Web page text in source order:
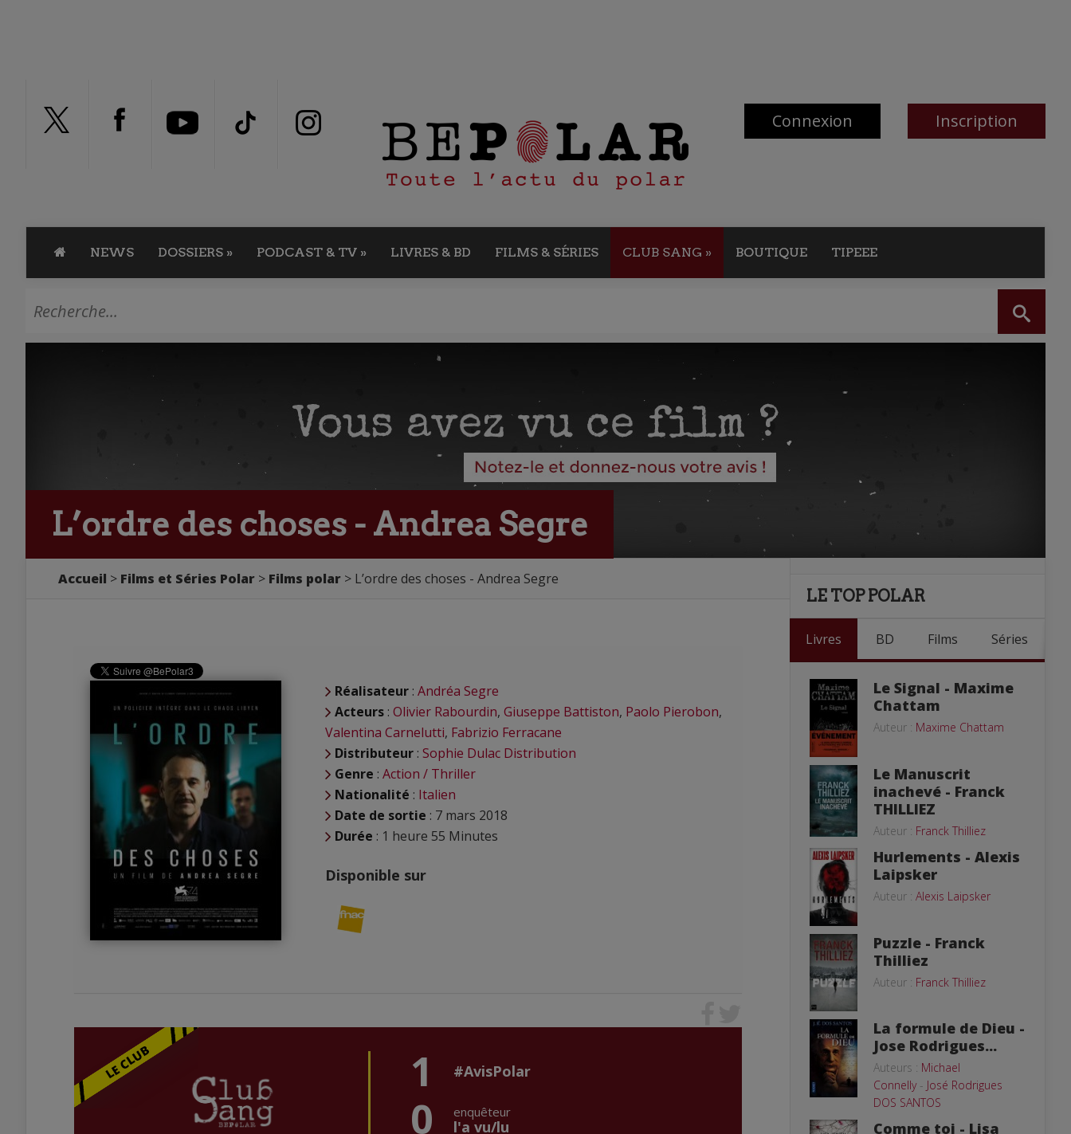
Connexion Inscription
NEWS DOSSIERS » PODCAST & TV » LIVRES & BD FILMS & SÉRIES CLUB SANG » BOUTIQUE TIPEEE
L’ordre des choses - Andrea Segre
Accueil Films et Séries Polar Films polar L’ordre des choses - Andrea Segre
Réalisateur : Andréa Segre
Acteurs : Olivier Rabourdin, Giuseppe Battiston, Paolo Pierobon,
Valentina Carnelutti, Fabrizio Ferracane
Distributeur : Sophie Dulac Distribution
Genre : Action / Thriller
Nationalité : Italien
Date de sortie : 7 mars 2018
Durée : 1 heure 55 Minutes
Disponible sur
1 #AvisPolar
0 enquêteur
l'a vu/lu
LE TOP POLAR
Livres BD Films Séries
Le Signal - Maxime
Chattam
Auteur : Maxime Chattam
Le Manuscrit
inachevé - Franck
THILLIEZ
Auteur : Franck Thilliez
Hurlements - Alexis
Laipsker
Auteur : Alexis Laipsker
Puzzle - Franck
Thilliez
Auteur : Franck Thilliez
La formule de Dieu -
Jose Rodrigues...
Auteurs : Michael
Connelly- José Rodrigues
DOS SANTOS
Comme toi - Lisa